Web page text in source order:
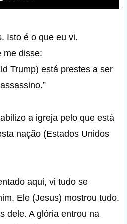
Isto é o que eu vi.
me disse:
Trump) está prestes a ser
a igreja pelo que está
nação (Estados Unidos
aqui, vi tudo se
Ele (Jesus) mostrou tudo.
dele. A glória entrou na